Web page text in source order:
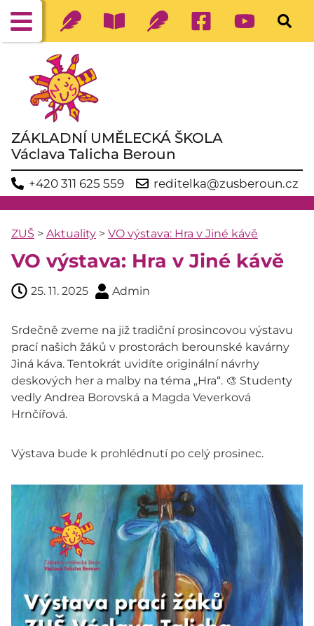
ZÁKLADNÍ UMĚLECKÁ ŠKOLA
Václava Talicha Beroun
+420 311 625 559 reditelka@zusberoun.cz
ZUŠ > Aktuality > VO výstava: Hra v Jiné kávě
VO výstava: Hra v Jiné kávě
25. 11. 2025 Admin
Srdečně zveme na již tradiční prosincovou výstavu
prací našich žáků v prostorách berounské kavárny
Jiná káva. Tentokrát uvidíte originální návrhy
deskových her a malby na téma „Hra“. 🎨 Studenty
vedly Andrea Borovská a Magda Veverková
Hrnčířová.
Výstava bude k prohlédnutí po celý prosinec.